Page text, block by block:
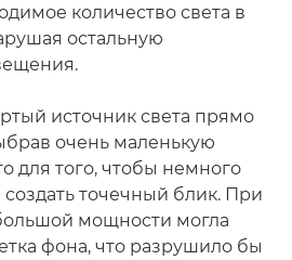
количество света в
остальную
источник света прямо
очень маленькую
для того, чтобы немного
создать точечный блик. При
мощности могла
фона, что разрушило бы